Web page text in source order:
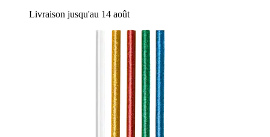
Livraison jusqu'au 14 août